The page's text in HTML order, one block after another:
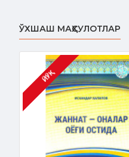
Нашриёт:«Movarounnahr»
2016 йил
Ўлчами:84x108 1/32
Ҳажми:32 бет
978-9943-12-378-6
Юмшоқ
ЎХШАШ МАҲСУЛОТЛАР
ЙЎҚ